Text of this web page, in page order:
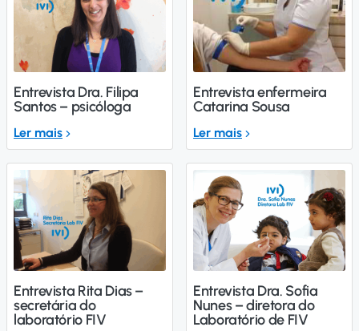
Entrevista Dra. Filipa
Santos – psicóloga
Ler mais
Entrevista enfermeira
Catarina Sousa
Ler mais
Entrevista Rita Dias –
secretária do
laboratório FIV
Entrevista Dra. Sofia
Nunes – diretora do
Laboratório de FIV